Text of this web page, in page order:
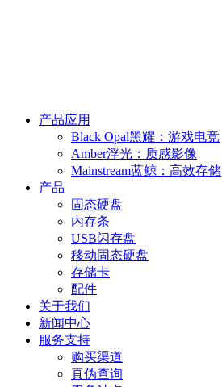
产品应用
Black Opal黑耀：游戏电竞
Amber浮光：质感影像
Mainstream蓝鲸：高效存储
产品
固态硬盘
内存条
USB闪存盘
移动固态硬盘
存储卡
配件
关于我们
新闻中心
服务支持
购买渠道
真伪查询